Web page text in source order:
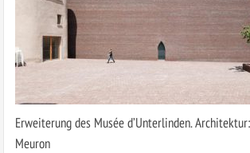
Erweiterung des Musée d’Unterlinden.
Meuron